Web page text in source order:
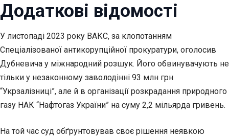
Додаткові відомості
У листопаді 2023 року ВАКС, за клопотанням
Спеціалізованої антикорупційної прокуратури, оголосив
Дубневича у міжнародний розшук. Його обвинувачують не
тільки у незаконному заволодінні 93 млн грн
“Укрзалізниці”, але й в організації розкрадання природного
газу НАК “Нафтогаз України” на суму 2,2 мільярда гривень.
На той час суд обґрунтовував своє рішення неявкою